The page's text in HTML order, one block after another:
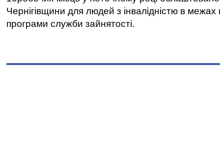
Чернігівщини для людей з інвалідністю в межах
програми служби зайнятості.